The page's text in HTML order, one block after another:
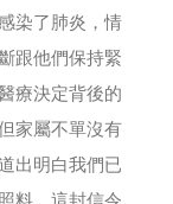
染了肺炎，情
跟他們保持緊
療決定背後的
家屬不單沒有
出明白我們已